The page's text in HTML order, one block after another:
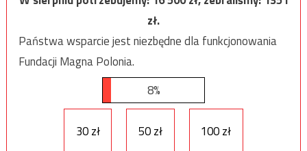
zł.
Państwa wsparcie jest niezbędne dla funkcjonowania
Fundacji Magna Polonia.
8%
30 zł 50 zł 100 zł